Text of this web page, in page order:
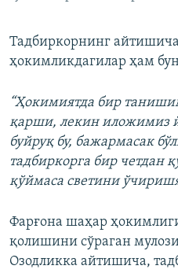
Тадбиркорнинг
ҳокимликдагилар ҳам
“Ҳокимиятда бир
қарши, лекин иложимиз
буйруқ бу, бажармасак
тадбиркорга бир четдан
қўймаса светини
Фарғона шаҳар
қолишини сўраган
Озодликка айтишича,